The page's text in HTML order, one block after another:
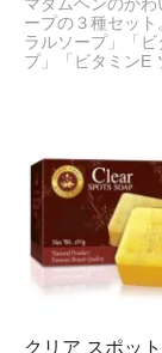
マダムヘンのかわ
ープの３種セット
ラルソープ」「ビ
プ」「ビタミンE
クリア スポッ